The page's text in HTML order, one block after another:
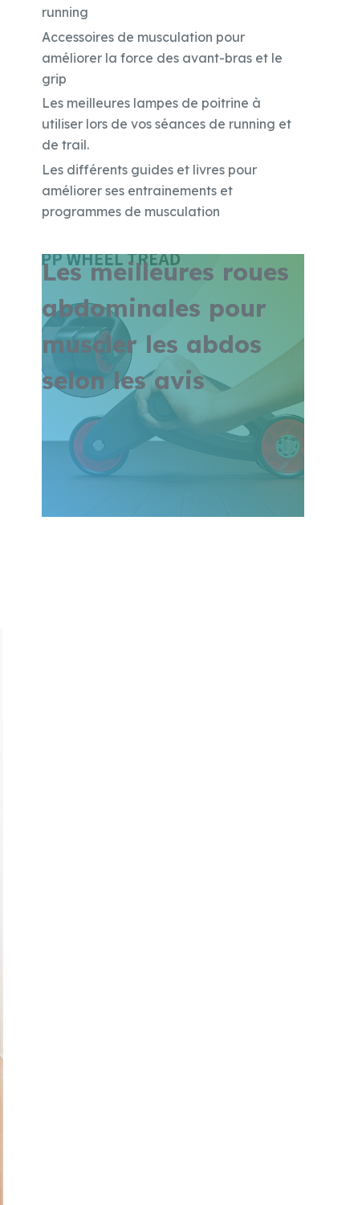
running
Accessoires de musculation pour
améliorer la force des avant-bras et le
grip
Les meilleures lampes de poitrine à
utiliser lors de vos séances de running et
de trail.
Les différents guides et livres pour
améliorer ses entrainements et
programmes de musculation
Les meilleures roues
abdominales pour
muscler les abdos
selon les avis